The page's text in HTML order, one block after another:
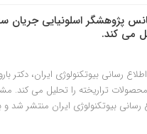
پژوهشگر اسلونیایی جریان
می کند.
رسانی بیوتکنولوژی ایران،
رسانی بیوتکنولوژی ایران منتشر شد